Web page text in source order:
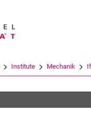
Springe
Springe
Springe
Suchen (öffnet
Institute Mechanik